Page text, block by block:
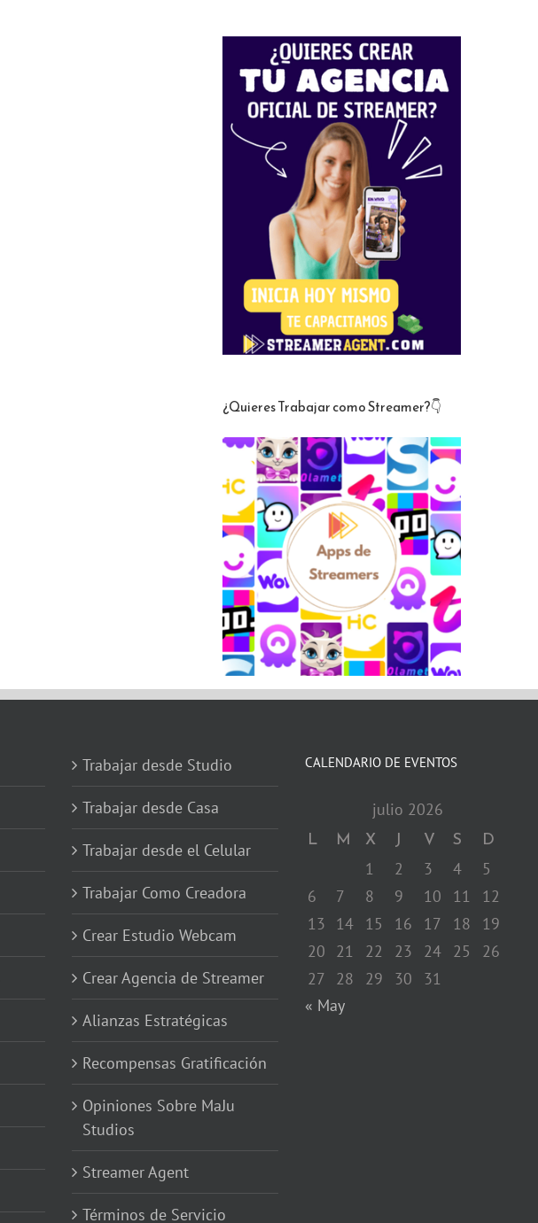
¿Quieres Trabajar como Streamer?👇
Trabajar desde Studio
Trabajar desde Casa
Trabajar desde el Celular
Trabajar Como Creadora
Crear Estudio Webcam
Crear Agencia de Streamer
Alianzas Estratégicas
Recompensas Gratificación
Opiniones Sobre MaJu
Studios
Streamer Agent
Términos de Servicio
CALENDARIO DE EVENTOS
julio 2026
L M X J V S D
1 2 3 4
5
6
7 8 9 10 11
12
13
14 15 16 17 18
19
20
21 22 23 24 25
26
27
28 29 30
31
« May